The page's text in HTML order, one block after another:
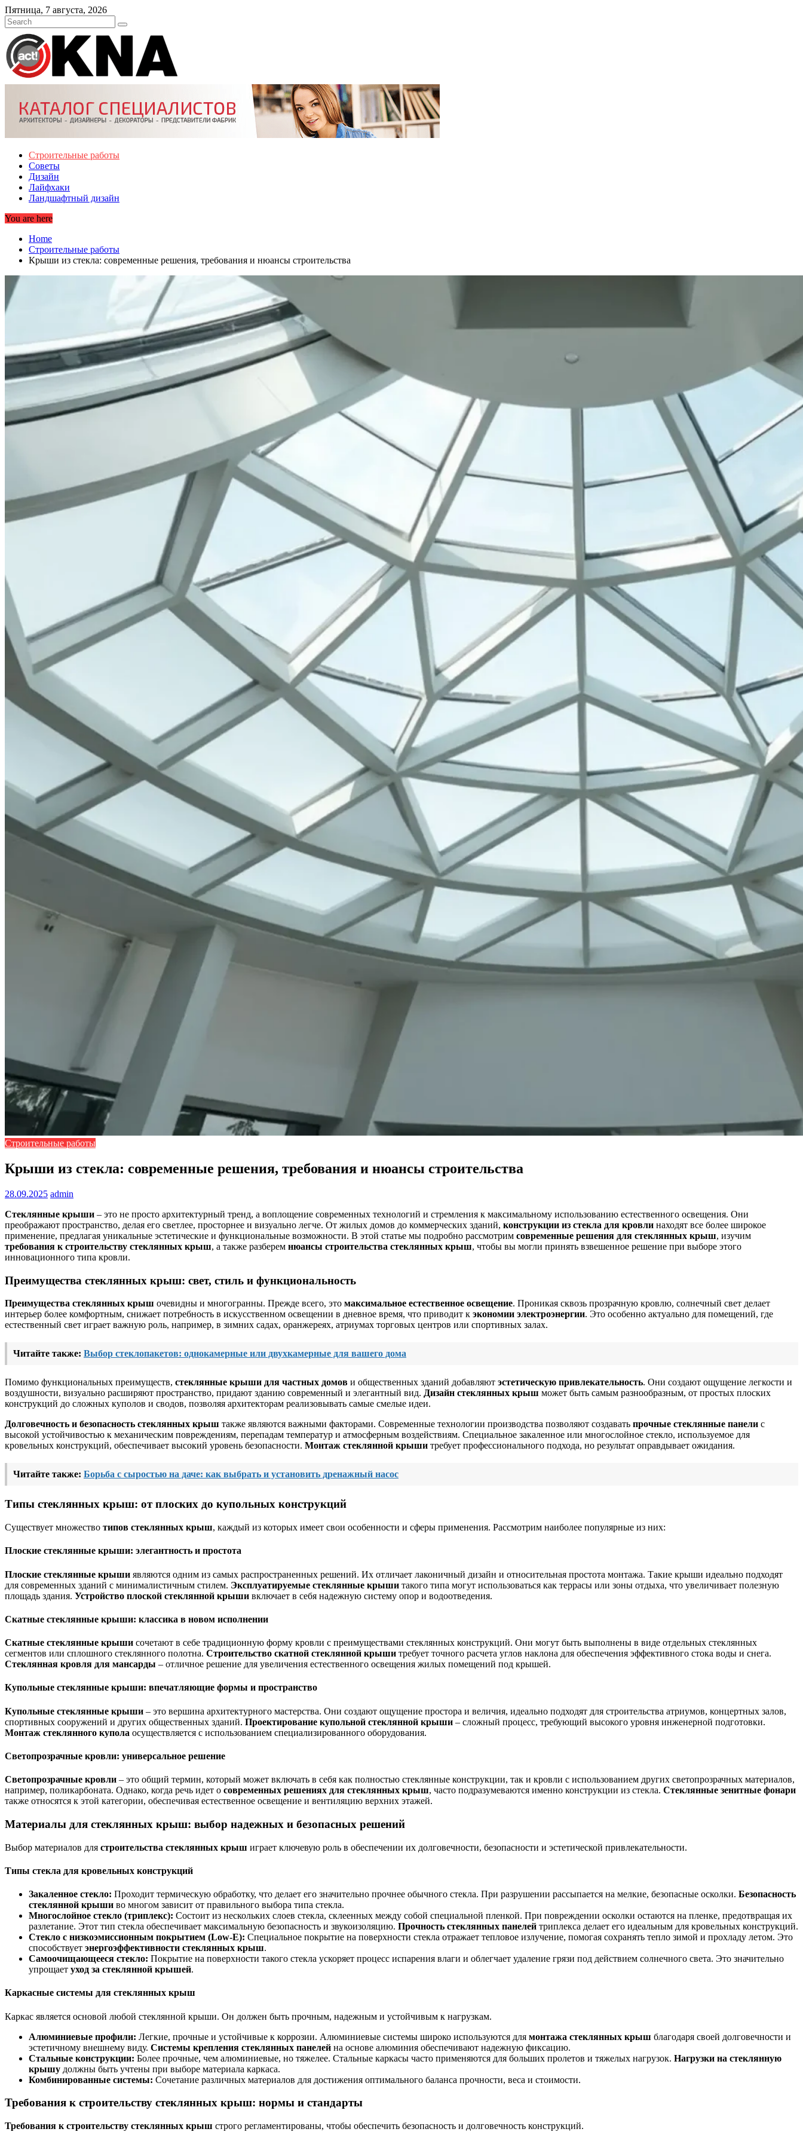
Skip
to
content
Пятница, 7 августа, 2026
Строительные работы
Советы
Дизайн
Лайфхаки
Ландшафтный дизайн
You are here
Home
Строительные работы
Крыши из стекла: современные решения, требования и нюансы строительства
Строительные работы
Крыши из стекла: современные решения, требования и нюансы строительства
28.09.2025 admin
Стеклянные крыши – это не просто архитектурный тренд, а воплощение современных технологий и стремления к максимальному использованию естественного освещения. Они
преображают пространство, делая его светлее, просторнее и визуально легче. От жилых домов до коммерческих зданий, конструкции из стекла для кровли находят все более широкое
применение, предлагая уникальные эстетические и функциональные возможности. В этой статье мы подробно рассмотрим современные решения для стеклянных крыш, изучим
требования к строительству стеклянных крыш, а также разберем нюансы строительства стеклянных крыш, чтобы вы могли принять взвешенное решение при выборе этого
инновационного типа кровли.
Преимущества стеклянных крыш: свет, стиль и функциональность
Преимущества стеклянных крыш очевидны и многогранны. Прежде всего, это максимальное естественное освещение. Проникая сквозь прозрачную кровлю, солнечный свет делает
интерьер более комфортным, снижает потребность в искусственном освещении в дневное время, что приводит к экономии электроэнергии. Это особенно актуально для помещений, где
естественный свет играет важную роль, например, в зимних садах, оранжереях, атриумах торговых центров или спортивных залах.
Читайте также: Выбор стеклопакетов: однокамерные или двухкамерные для вашего дома
Помимо функциональных преимуществ, стеклянные крыши для частных домов и общественных зданий добавляют эстетическую привлекательность. Они создают ощущение легкости и
воздушности, визуально расширяют пространство, придают зданию современный и элегантный вид. Дизайн стеклянных крыш может быть самым разнообразным, от простых плоских
конструкций до сложных куполов и сводов, позволяя архитекторам реализовывать самые смелые идеи.
Долговечность и безопасность стеклянных крыш также являются важными факторами. Современные технологии производства позволяют создавать прочные стеклянные панели с
высокой устойчивостью к механическим повреждениям, перепадам температур и атмосферным воздействиям. Специальное закаленное или многослойное стекло, используемое для
кровельных конструкций, обеспечивает высокий уровень безопасности. Монтаж стеклянной крыши требует профессионального подхода, но результат оправдывает ожидания.
Читайте также: Борьба с сыростью на даче: как выбрать и установить дренажный насос
Типы стеклянных крыш: от плоских до купольных конструкций
Существует множество типов стеклянных крыш, каждый из которых имеет свои особенности и сферы применения. Рассмотрим наиболее популярные из них:
Плоские стеклянные крыши: элегантность и простота
Плоские стеклянные крыши являются одним из самых распространенных решений. Их отличает лаконичный дизайн и относительная простота монтажа. Такие крыши идеально подходят
для современных зданий с минималистичным стилем. Эксплуатируемые стеклянные крыши такого типа могут использоваться как террасы или зоны отдыха, что увеличивает полезную
площадь здания. Устройство плоской стеклянной крыши включает в себя надежную систему опор и водоотведения.
Скатные стеклянные крыши: классика в новом исполнении
Скатные стеклянные крыши сочетают в себе традиционную форму кровли с преимуществами стеклянных конструкций. Они могут быть выполнены в виде отдельных стеклянных
сегментов или сплошного стеклянного полотна. Строительство скатной стеклянной крыши требует точного расчета углов наклона для обеспечения эффективного стока воды и снега.
Стеклянная кровля для мансарды – отличное решение для увеличения естественного освещения жилых помещений под крышей.
Купольные стеклянные крыши: впечатляющие формы и пространство
Купольные стеклянные крыши – это вершина архитектурного мастерства. Они создают ощущение простора и величия, идеально подходят для строительства атриумов, концертных залов,
спортивных сооружений и других общественных зданий. Проектирование купольной стеклянной крыши – сложный процесс, требующий высокого уровня инженерной подготовки.
Монтаж стеклянного купола осуществляется с использованием специализированного оборудования.
Светопрозрачные кровли: универсальное решение
Светопрозрачные кровли – это общий термин, который может включать в себя как полностью стеклянные конструкции, так и кровли с использованием других светопрозрачных материалов,
например, поликарбоната. Однако, когда речь идет о современных решениях для стеклянных крыш, часто подразумеваются именно конструкции из стекла. Стеклянные зенитные фонари
также относятся к этой категории, обеспечивая естественное освещение и вентиляцию верхних этажей.
Материалы для стеклянных крыш: выбор надежных и безопасных решений
Выбор материалов для строительства стеклянных крыш играет ключевую роль в обеспечении их долговечности, безопасности и эстетической привлекательности.
Типы стекла для кровельных конструкций
Закаленное стекло: Проходит термическую обработку, что делает его значительно прочнее обычного стекла. При разрушении рассыпается на мелкие, безопасные осколки. Безопасность
стеклянной крыши во многом зависит от правильного выбора типа стекла.
Многослойное стекло (триплекс): Состоит из нескольких слоев стекла, склеенных между собой специальной пленкой. При повреждении осколки остаются на пленке, предотвращая их
разлетание. Этот тип стекла обеспечивает максимальную безопасность и звукоизоляцию. Прочность стеклянных панелей триплекса делает его идеальным для кровельных конструкций.
Стекло с низкоэмиссионным покрытием (Low-E): Специальное покрытие на поверхности стекла отражает тепловое излучение, помогая сохранять тепло зимой и прохладу летом. Это
способствует энергоэффективности стеклянных крыш.
Самоочищающееся стекло: Покрытие на поверхности такого стекла ускоряет процесс испарения влаги и облегчает удаление грязи под действием солнечного света. Это значительно
упрощает уход за стеклянной крышей.
Каркасные системы для стеклянных крыш
Каркас является основой любой стеклянной крыши. Он должен быть прочным, надежным и устойчивым к нагрузкам.
Алюминиевые профили: Легкие, прочные и устойчивые к коррозии. Алюминиевые системы широко используются для монтажа стеклянных крыш благодаря своей долговечности и
эстетичному внешнему виду. Системы крепления стеклянных панелей на основе алюминия обеспечивают надежную фиксацию.
Стальные конструкции: Более прочные, чем алюминиевые, но тяжелее. Стальные каркасы часто применяются для больших пролетов и тяжелых нагрузок. Нагрузки на стеклянную
крышу должны быть учтены при выборе материала каркаса.
Комбинированные системы: Сочетание различных материалов для достижения оптимального баланса прочности, веса и стоимости.
Требования к строительству стеклянных крыш: нормы и стандарты
Требования к строительству стеклянных крыш строго регламентированы, чтобы обеспечить безопасность и долговечность конструкций.